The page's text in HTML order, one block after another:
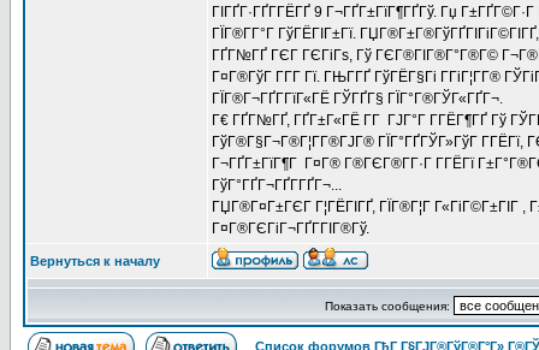
ГІГҐГ·ГҐГ­ГЁГҐ 9 Г¬ГҐГ±ГїГ¶ГҐГў. Гџ
ГЇГ®Г­Г°Г ГўГЁГІГ±Гї.
ГҐГ№ГҐ ГЄГ ГЄГіГѕ, Гў ГЄГ®ГІГ®Г°Г®Г©
Г¤Г®ГўГ Г­Г­Г Гї. ГЊГ­ГҐ ГўГЁГ§Гі Г­ГіГ¦Г­Г®
ГЇГ®Г¬ГҐГ­ГїГ«ГЁ ГЎГҐГ§ ГЇГ°Г®ГЎГ«ГҐГ¬.
Г€ ГҐГ№ГҐ, ГҐГ±Г«ГЁ Г­Г ГЈГ°Г Г­ГЁГ¶ГҐ Гў
ГўГ®Г§Г¬Г®Г¦Г­Г®ГЈГ® ГЇГ°ГҐГЎГ»ГўГ Г­ГЁГї,
Г¬ГҐГ±ГїГ¶Г Г¤Г® Г®ГЄГ®Г­Г·Г Г­ГЁГї
ГўГ°ГҐГ¬ГҐГ­ГҐГ¬...
ГЏГ®Г¤Г±ГЄГ Г¦ГЁГІГҐ, ГЇГ®Г¦Г Г«ГіГ©Г±ГІГ
Г¤Г®ГЄГіГ¬ГҐГ­ГІГ®Гў.
Вернуться к началу
Показать сообщения:
Список форумов ГђГ Г§ГЈГ®ГўГ®Г°Г»